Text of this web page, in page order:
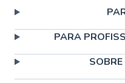
PARA